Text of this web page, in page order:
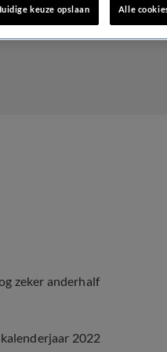
zeker anderhalf
2022
keuze opslaan Alle